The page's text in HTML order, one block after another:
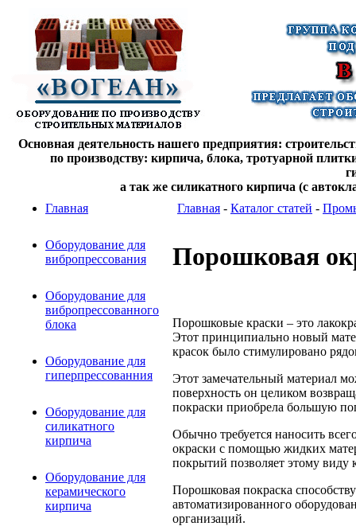
Основная деятельность нашего предприятия:
по производству: кирпича, блока, тротуарной
а так же силикатного кирпича (с
Главная
Оборудование для
вибропрессования
Оборудование для
вибропрессованного
блока
Оборудование для
гиперпрессованния
Оборудование для
силикатного
кирпича
Оборудование для
керамического
кирпича
Главная - Каталог статей -
Порошковая
Порошковые краски – это
Этот принципиально новый
красок было стимулировано
Этот замечательный материал
поверхность он целиком
покраски приобрела большую
Обычно требуется наносить
окраски с помощью жидких
покрытий позволяет этому
Порошковая покраска
автоматизированного
организаций.